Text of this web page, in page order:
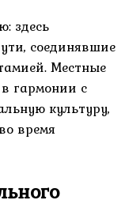
здесь
соединявшие
Местные
гармонии с
культуру,
время